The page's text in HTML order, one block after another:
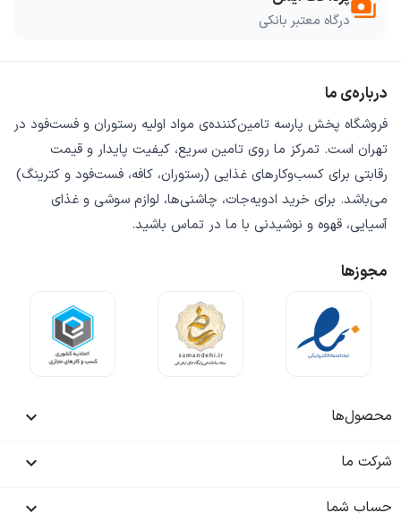
paymentsدرگاه معتبر بانکی
درباره‌ی ما
فروشگاه پخش پارسه تامین‌کننده‌ی مواد اولیه رستوران و فست‌فود در
تهران است. تمرکز ما روی تامین سریع، کیفیت پایدار و قیمت
رقابتی برای کسب‌وکارهای غذایی (رستوران، کافه، فست‌فود و کترینگ)
می‌باشد. برای خرید ادویه‌جات، چاشنی‌ها، لوازم سوشی و غذای
آسیایی، قهوه و نوشیدنی با ما در تماس باشید.
مجوزها
محصول‌ها 
شرکت ما 
حساب شما 